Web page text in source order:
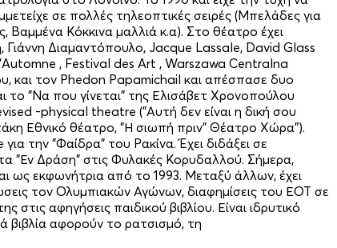
σε πολλές τηλεοπτικές σειρές (Μπελάδες για
Κόκκινα μαλλιά κ.α). Στο θέατρο έχει
Διαμαντόπουλο, Jacque Lassale, David Glass
, Festival des Art , Warszawa Centralna
και τον Phedon Papamichail και απέσπασε δυο
το "Να που γίνεται" της Ελισάβετ Χρονοπούλου
-physical theatre ("Αυτή δεν είναι η δική σου
Εθνικό θέατρο, "Η σιωπή πριν" Θέατρο Χώρα").
την "Φαίδρα" του Ρακίνα. Έχει διδάξει σε
"Εν Δράση" στις Φυλακές Κορυδαλλού. Σήμερα,
ως εκφωνήτρια από το 1993. Μεταξύ άλλων, έχει
τον Ολυμπιακών Αγώνων, διαφημίσεις του ΕΟΤ σε
αφηγήσεις παιδικού βιβλίου. Είναι ιδρυτικό
βιβλία αφορούν το ρατσισμό, τη